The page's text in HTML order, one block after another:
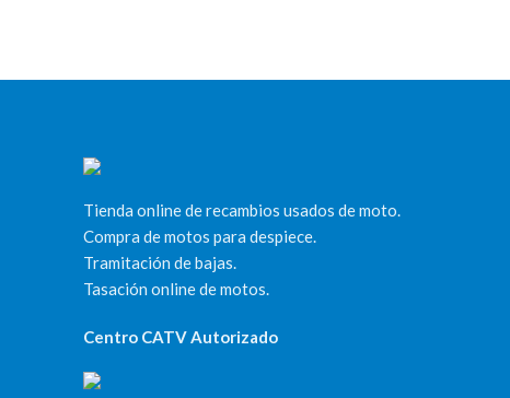
Tienda online de recambios usados de moto.
Compra de motos para despiece.
Tramitación de bajas.
Tasación online de motos.
Centro CATV Autorizado